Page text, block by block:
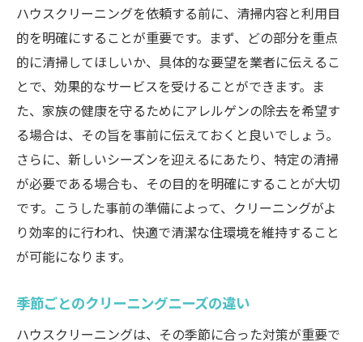
岡山市南区浦安本町でプロのハウスクリーニン
グを選ぶ理由
プロに任せることで得られる安心と安全
地域特性に対応したサービスの利便性
時間と労力を節約する効率的な選択
プロの設備で可能な難易度の高い清掃
結果が見える！プロの技術の違い
健康を守るためのプロの清掃の重要性
住まいの清潔感を保つためのハウスクリーニン
グ依頼前のポイント
業者とのコミュニケーションで満足度アッ
プ
ハウスクリーニングを依頼する前に、清掃内容と利用目
的を明確にすることが重要です。まず、どの部分を重点
的に清掃してほしいか、具体的な要望を業者に伝えるこ
とで、効果的なサービスを受けることができます。ま
た、家族の健康を守るためにアレルゲンの除去を希望す
る場合は、その旨を事前に伝えておくと良いでしょう。
さらに、新しいシーズンを迎えるにあたり、特定の清掃
が必要である場合も、その目的を明確にすることが大切
です。こうした事前の準備によって、クリーニングがよ
り効率的に行われ、快適で清潔な住環境を維持すること
が可能になります。
季節ごとのクリーニングニーズの違い
ハウスクリーニングは、その季節に合った対策が重要で